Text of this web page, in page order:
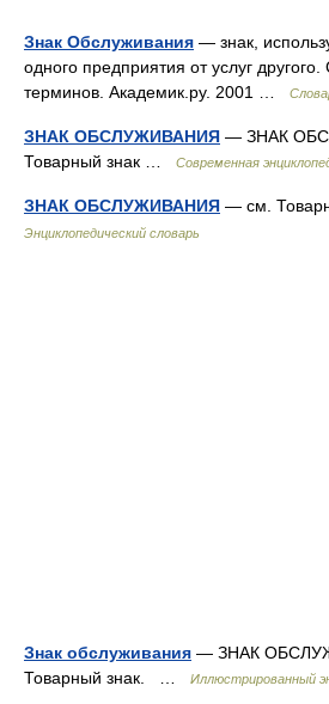
Знак Обслуживания — знак,
одного предприятия от услуг
терминов. Академик.ру. 2001 …
ЗНАК ОБСЛУЖИВАНИЯ — ЗНАК
Товарный знак …
Современная
ЗНАК ОБСЛУЖИВАНИЯ — см.
Энциклопедический словарь
Знак обслуживания — ЗНАК
Товарный знак. …
Иллюстрированный